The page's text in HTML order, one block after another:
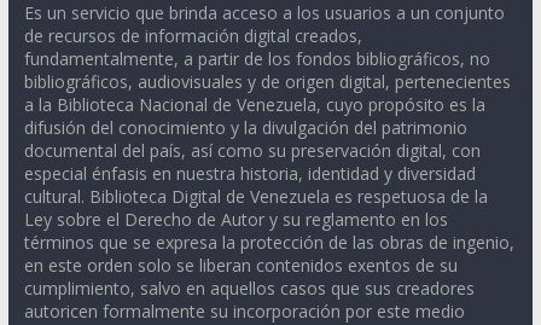
Es un servicio que brinda acceso a los usuarios a un conjunto
de recursos de información digital creados,
fundamentalmente, a partir de los fondos bibliográficos, no
bibliográficos, audiovisuales y de origen digital, pertenecientes
a la Biblioteca Nacional de Venezuela, cuyo propósito es la
difusión del conocimiento y la divulgación del patrimonio
documental del país, así como su preservación digital, con
especial énfasis en nuestra historia, identidad y diversidad
cultural. Biblioteca Digital de Venezuela es respetuosa de la
Ley sobre el Derecho de Autor y su reglamento en los
términos que se expresa la protección de las obras de ingenio,
en este orden solo se liberan contenidos exentos de su
cumplimiento, salvo en aquellos casos que sus creadores
autoricen formalmente su incorporación por este medio